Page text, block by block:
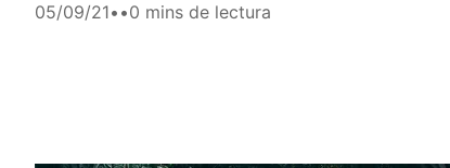
05/09/21• •0 mins de lectura